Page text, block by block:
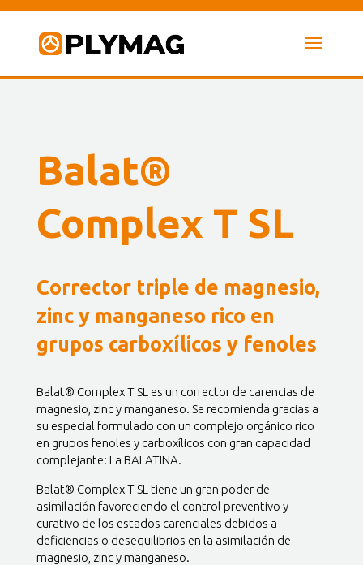
Balat®
Complex T SL
Corrector triple de magnesio,
zinc y manganeso rico en
grupos carboxílicos y fenoles
Balat® Complex T SL es un corrector de carencias de
magnesio, zinc y manganeso. Se recomienda gracias a
su especial formulado con un complejo orgánico rico
en grupos fenoles y carboxílicos con gran capacidad
complejante: La BALATINA.
Balat® Complex T SL tiene un gran poder de
asimilación favoreciendo el control preventivo y
curativo de los estados carenciales debidos a
deficiencias o desequilibrios en la asimilación de
magnesio, zinc y manganeso.